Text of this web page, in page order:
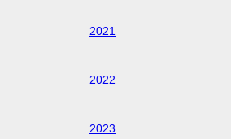
2021
2022
2023